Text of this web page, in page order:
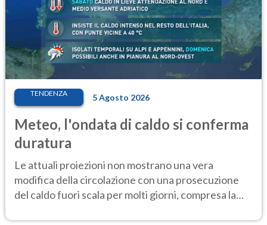
TENDENZA 5 Agosto 2026
Meteo, l'ondata di caldo si conferma
duratura
Le attuali proiezioni non mostrano una vera
modifica della circolazione con una prosecuzione
del caldo fuori scala per molti giorni, compresa la